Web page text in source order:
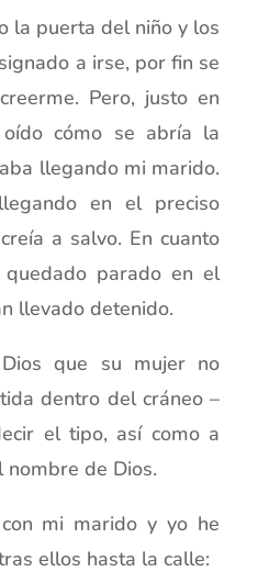
la puerta del niño y los
a irse, por fin se
Pero, justo en
cómo se abría la
llegando mi marido.
en el preciso
a salvo. En cuanto
parado en el
llevado detenido.
que su mujer no
dentro del cráneo –
el tipo, así como a
nombre de Dios.
mi marido y yo he
ellos hasta la calle: